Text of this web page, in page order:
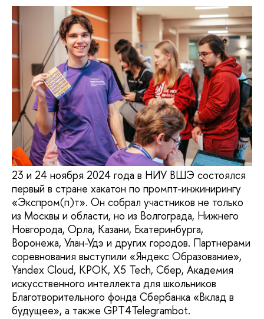
23 и 24 ноября 2024 года в НИУ ВШЭ состоялся
первый в стране хакатон по промпт-инжинирингу
«Экспром(п)т». Он собрал участников не только
из Москвы и области, но из Волгограда, Нижнего
Новгорода, Орла, Казани, Екатеринбурга,
Воронежа, Улан-Удэ и других городов. Партнерами
соревнования выступили «Яндекс Образование»,
Yandex Cloud, КРОК, X5 Tech, Сбер, Академия
искусственного интеллекта для школьников
Благотворительного фонда Сбербанка «Вклад в
будущее», а также GPT4Telegrambot.